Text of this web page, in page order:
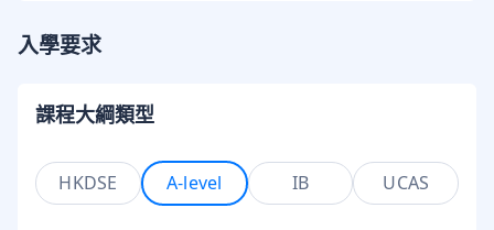
入學要求
課程大綱類型
HKDSE A-level IB UCAS